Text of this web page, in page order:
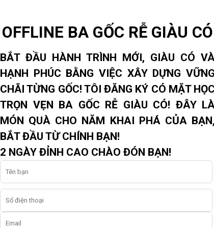
OFFLINE BA GỐC RỄ GIÀU CÓ
BẮT ĐẦU HÀNH TRÌNH MỚI, GIÀU CÓ VÀ
HẠNH PHÚC BẰNG VIỆC XÂY DỰNG VỮNG
CHÃI TỪNG GỐC! TÔI ĐĂNG KÝ CÓ MẶT HỌC
TRỌN VẸN BA GỐC RỄ GIÀU CÓ! ĐÂY LÀ
MÓN QUÀ CHO NĂM KHAI PHÁ CỦA BẠN,
BẮT ĐẦU TỪ CHÍNH BẠN!
2 NGÀY ĐỈNH CAO CHÀO ĐÓN BẠN!